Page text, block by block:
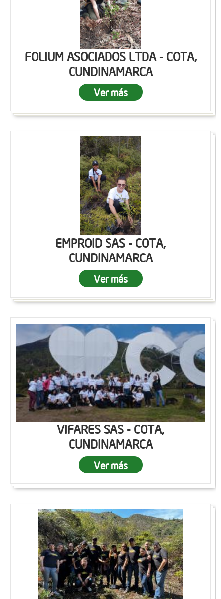
FOLIUM ASOCIADOS LTDA - COTA,
CUNDINAMARCA
Ver más
EMPROID SAS - COTA,
CUNDINAMARCA
Ver más
VIFARES SAS - COTA,
CUNDINAMARCA
Ver más